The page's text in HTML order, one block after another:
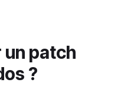
un patch
?